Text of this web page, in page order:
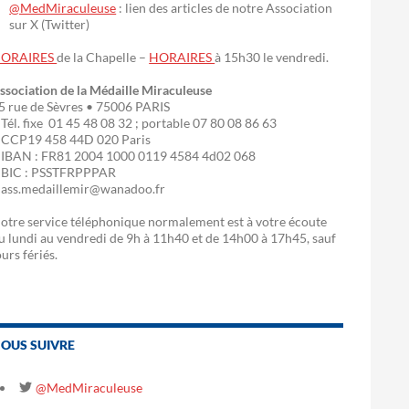
@MedMiraculeuse : lien des articles de notre Association
sur X (Twitter)
de la Chapelle – HORAIRESà 15h30 le vendredi.
de la Médaille Miraculeuse
rue de Sèvres • 75006 PARIS
fixe 01 45 48 08 32 ; portable 07 80 08 86 63
458 44D 020 Paris
: FR81 2004 1000 0119 4584 4d02 068
: PSSTFRPPPAR
service téléphonique normalement est à votre écoute
lundi au vendredi de 9h à 11h40 et de 14h00 à 17h45, sauf
fériés.
SUIVRE
@MedMiraculeuse